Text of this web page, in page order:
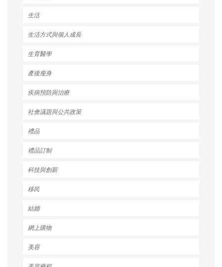
生活
生活方式與個人成長
生育醫學
產後瘦身
疾病預防與治療
社會議題與公共政策
禮品
禮品訂制
科技與創新
移民
結婚
網上購物
美容